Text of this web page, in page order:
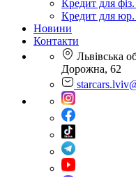
Кредит для фіз.
Кредит для юр.
Новини
Контакти
Львівська
Дорожна, 62